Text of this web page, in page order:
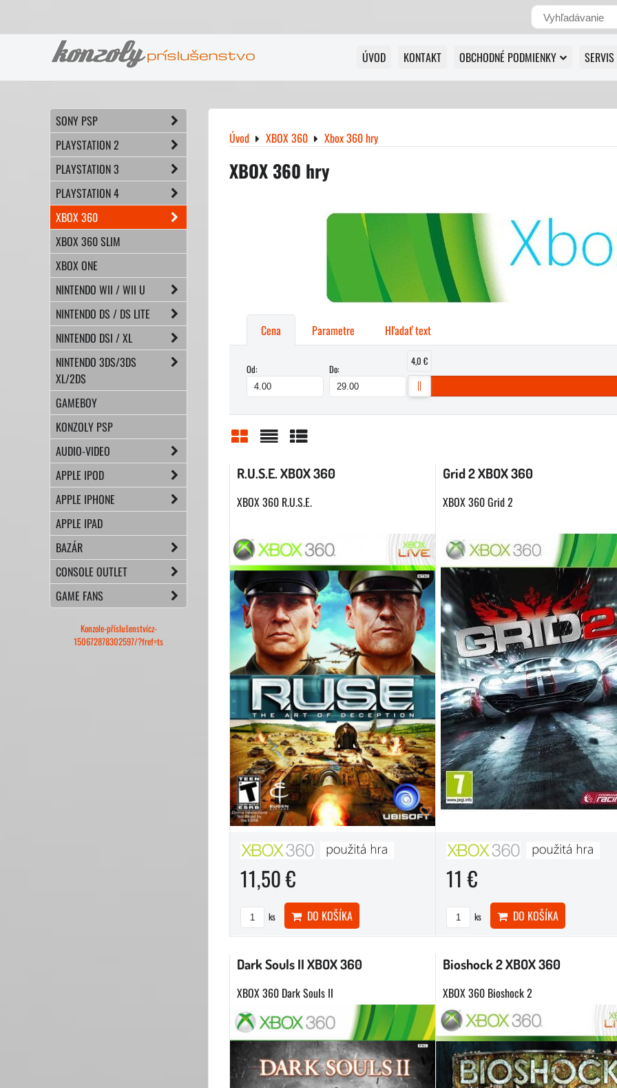
ÚVOD KONTAKT OBCHODNÉ PODMIENKY
Úvod XBOX 360 Xbox 360 hry
XBOX 360 hry
Cena Parametre Hľadať text
Od: Do:
4,0 €
MriežkaZoznamTabuľka
R.U.S.E. XBOX 360
XBOX 360 R.U.S.E.
11,50 €
ks DO KOŠÍKA
Grid 2 XBOX 360
XBOX 360 Grid 2
11 €
ks DO KOŠÍKA
Dark Souls II XBOX 360
XBOX 360 Dark Souls II
Bioshock 2 XBOX 360
XBOX 360 Bioshock 2
SONY PSP
PLAYSTATION 2
PLAYSTATION 3
PLAYSTATION 4
XBOX 360
XBOX 360 SLIM
XBOX ONE
NINTENDO WII / WII U
NINTENDO DS / DS LITE
NINTENDO DSI / XL
NINTENDO 3DS/3DS
XL/2DS
GAMEBOY
KONZOLY PSP
AUDIO-VIDEO
APPLE IPOD
APPLE IPHONE
APPLE IPAD
BAZÁR
CONSOLE OUTLET
GAME FANS
Konzole-příslušenstvícz-
150672878302597/?fref=ts